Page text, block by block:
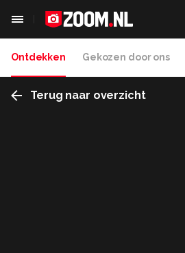
Ontdekken Gekozen door ons
Terug naar overzicht